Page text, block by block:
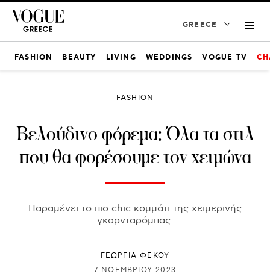
GREECE
FASHION BEAUTY LIVING WEDDINGS VOGUE TV
FASHION
Βελούδινο φόρεμα: Όλα τα στιλ
που θα φορέσουμε τον χειμώνα
Παραμένει το πιο chic κομμάτι της χειμερινής
γκαρνταρόμπας.
ΓΕΩΡΓΙΑ ΦΕΚΟΥ
7 ΝΟΕΜΒΡΊΟΥ 2023